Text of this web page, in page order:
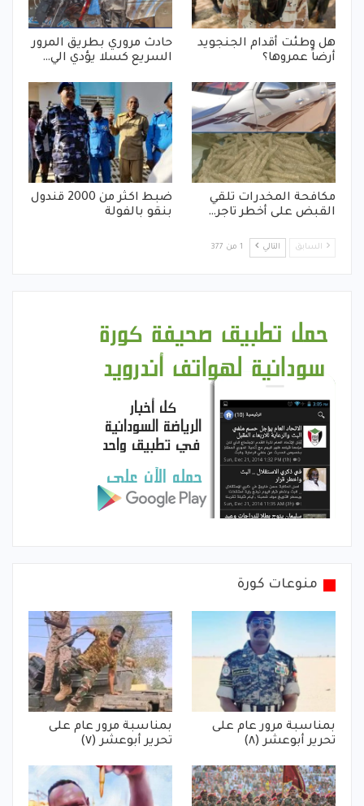
هل وطئت أقدام الجنجويد
أرضاً عمروها؟
حادث مروري بطريق المرور
السريع كسلا يؤدي الي…
مكافحة المخدرات تلقي
القبض على أخطر تاجر…
ضبط اكثر من 2000 قندول
بنقو بالفولة
السابق التالي 1 من 377
منوعات كورة
بمناسبة مرور عام على
تحرير أبوعشر (٨)
بمناسبة مرور عام على
تحرير أبوعشر (٧)